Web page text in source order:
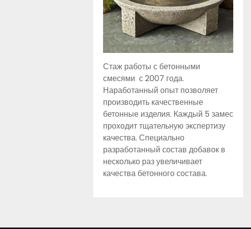
Стаж работы с бетонными
смесями с 2007 года.
Наработанный опыт позволяет
производить качественные
бетонные изделия. Каждый 5 замес
проходит тщательную экспертизу
качества. Специально
разработанный состав добавок в
несколько раз увеличивает
качества бетонного состава.